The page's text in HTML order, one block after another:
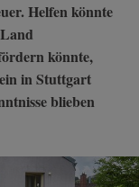
Helfen könnte
könnte,
in Stuttgart
blieben